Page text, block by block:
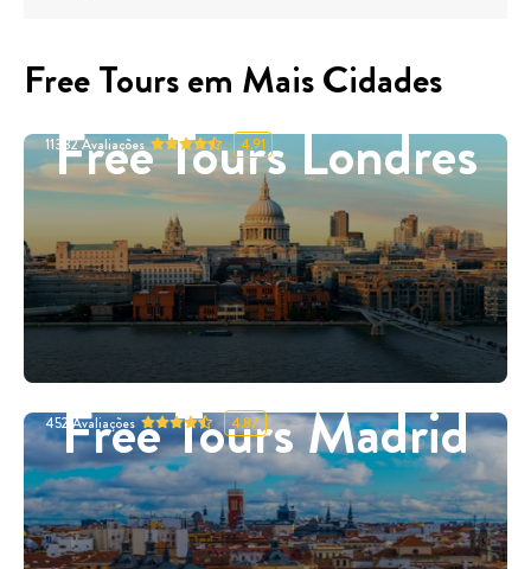
Free Tours em Mais Cidades
Free Tours Londres
11332Avaliações 4.91
Free Tours Madrid
452 Avaliações 4.87